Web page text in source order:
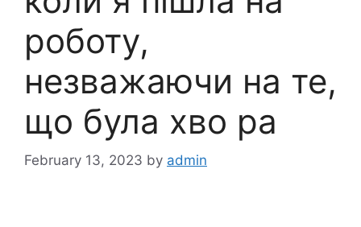
роботу,
незважаючи на те,
що була хво ра
February 13, 2023 by admin